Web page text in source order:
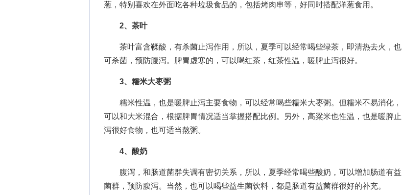
葱，特别喜欢在外面吃各种垃圾食品的，包括烤肉串等，好同时搭配洋葱食用。
2、茶叶
茶叶富含鞣酸，有杀菌止泻作用，所以，夏季可以经常喝些绿茶，即清热去火，也
可杀菌，预防腹泻。脾胃虚寒的，可以喝红茶，红茶性温，暖脾止泻很好。
3、糯米大枣粥
糯米性温，也是暖脾止泻主要食物，可以经常喝些糯米大枣粥。但糯米不易消化，
可以和大米混合，根据脾胃情况适当掌握搭配比例。另外，高粱米也性温，也是暖脾止
泻很好食物，也可适当熬粥。
4、酸奶
腹泻，和肠道菌群失调有密切关系，所以，夏季经常喝些酸奶，可以增加肠道有益
菌群，预防腹泻。当然，也可以喝些益生菌饮料，都是肠道有益菌群很好的补充。